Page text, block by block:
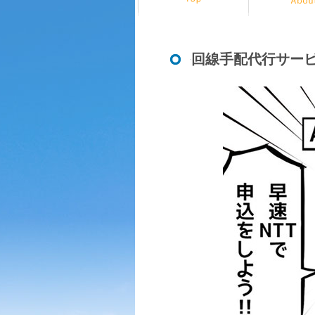
回線手配代行サー